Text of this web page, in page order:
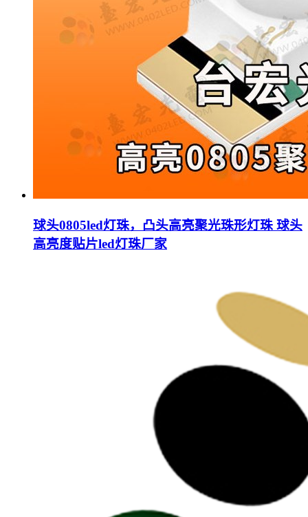
球头0805led灯珠，凸头高亮聚光珠形灯珠 球头
高亮度贴片led灯珠厂家